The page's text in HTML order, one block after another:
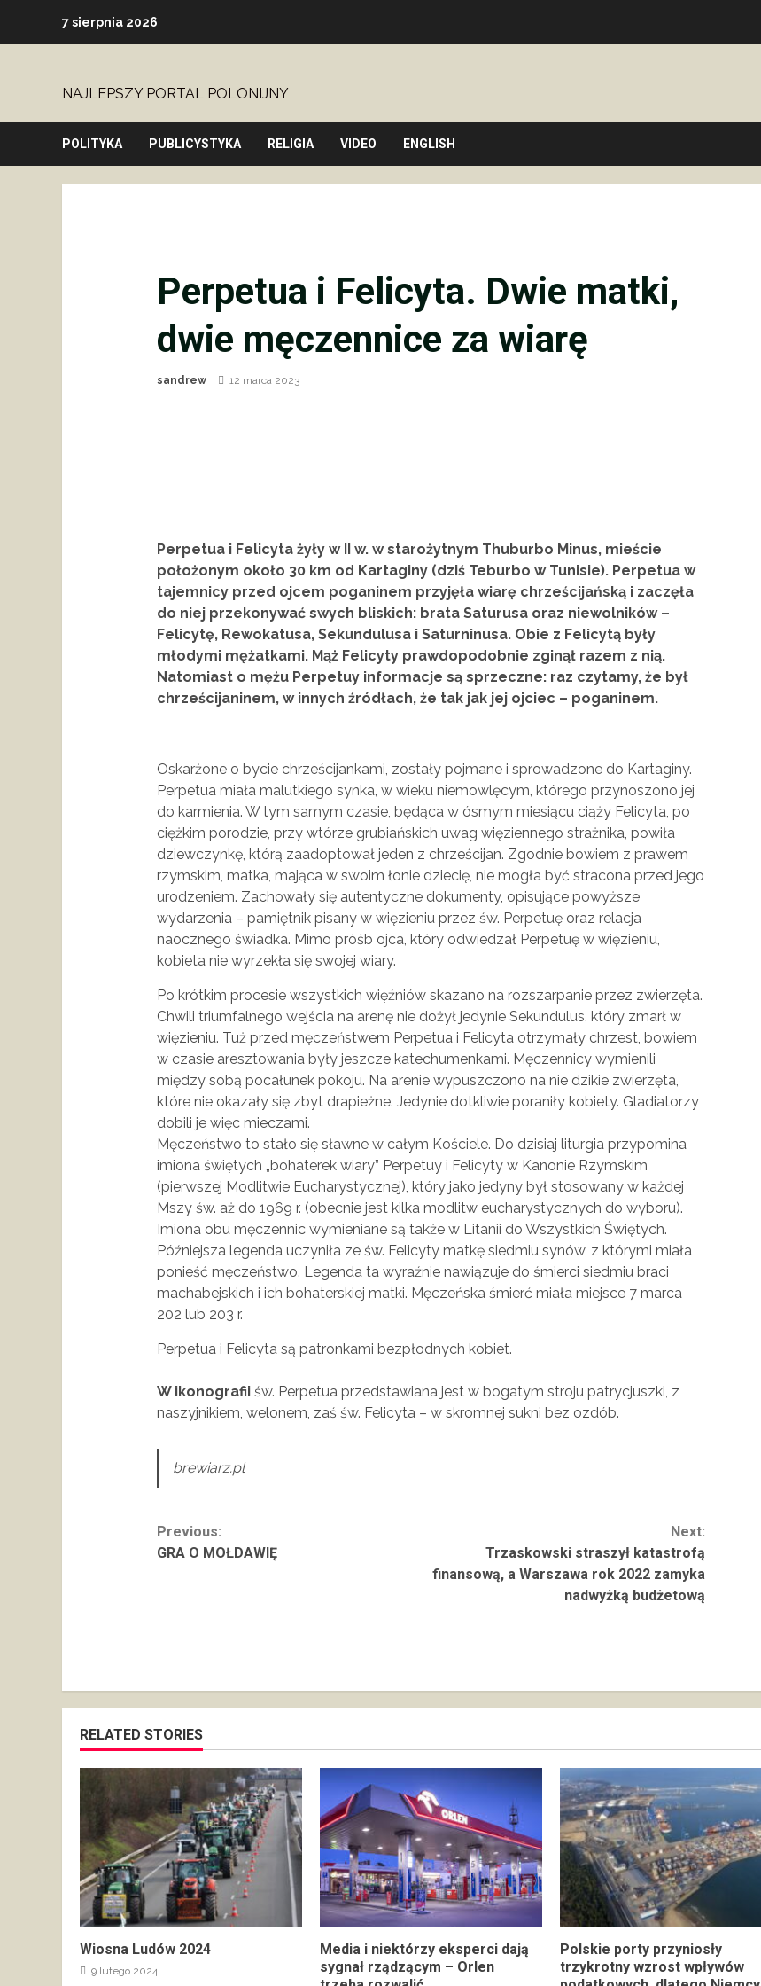
7 sierpnia 2026
NAJLEPSZY PORTAL POLONIJNY
POLITYKA PUBLICYSTYKA RELIGIA VIDEO ENGLISH
Perpetua i Felicyta. Dwie matki,
dwie męczennice za wiarę
sandrew 12 marca 2023
Perpetua i Felicyta żyły w II w. w starożytnym Thuburbo Minus, mieście
położonym około 30 km od Kartaginy (dziś Teburbo w Tunisie). Perpetua w
tajemnicy przed ojcem poganinem przyjęła wiarę chrześcijańską i zaczęła
do niej przekonywać swych bliskich: brata Saturusa oraz niewolników –
Felicytę, Rewokatusa, Sekundulusa i Saturninusa. Obie z Felicytą były
młodymi mężatkami. Mąż Felicyty prawdopodobnie zginął razem z nią.
Natomiast o mężu Perpetuy informacje są sprzeczne: raz czytamy, że był
chrześcijaninem, w innych źródłach, że tak jak jej ojciec – poganinem.
Oskarżone o bycie chrześcijankami, zostały pojmane i sprowadzone do Kartaginy.
Perpetua miała malutkiego synka, w wieku niemowlęcym, którego przynoszono jej
do karmienia. W tym samym czasie, będąca w ósmym miesiącu ciąży Felicyta, po
ciężkim porodzie, przy wtórze grubiańskich uwag więziennego strażnika, powiła
dziewczynkę, którą zaadoptował jeden z chrześcijan. Zgodnie bowiem z prawem
rzymskim, matka, mająca w swoim łonie dziecię, nie mogła być stracona przed jego
urodzeniem. Zachowały się autentyczne dokumenty, opisujące powyższe
wydarzenia – pamiętnik pisany w więzieniu przez św. Perpetuę oraz relacja
naocznego świadka. Mimo próśb ojca, który odwiedzał Perpetuę w więzieniu,
kobieta nie wyrzekła się swojej wiary.
Po krótkim procesie wszystkich więźniów skazano na rozszarpanie przez zwierzęta.
Chwili triumfalnego wejścia na arenę nie dożył jedynie Sekundulus, który zmarł w
więzieniu. Tuż przed męczeństwem Perpetua i Felicyta otrzymały chrzest, bowiem
w czasie aresztowania były jeszcze katechumenkami. Męczennicy wymienili
między sobą pocałunek pokoju. Na arenie wypuszczono na nie dzikie zwierzęta,
które nie okazały się zbyt drapieżne. Jedynie dotkliwie poraniły kobiety. Gladiatorzy
dobili je więc mieczami.
Męczeństwo to stało się sławne w całym Kościele. Do dzisiaj liturgia przypomina
imiona świętych „bohaterek wiary” Perpetuy i Felicyty w Kanonie Rzymskim
(pierwszej Modlitwie Eucharystycznej), który jako jedyny był stosowany w każdej
Mszy św. aż do 1969 r. (obecnie jest kilka modlitw eucharystycznych do wyboru).
Imiona obu męczennic wymieniane są także w Litanii do Wszystkich Świętych.
Późniejsza legenda uczyniła ze św. Felicyty matkę siedmiu synów, z którymi miała
ponieść męczeństwo. Legenda ta wyraźnie nawiązuje do śmierci siedmiu braci
machabejskich i ich bohaterskiej matki. Męczeńska śmierć miała miejsce 7 marca
202 lub 203 r.
Perpetua i Felicyta są patronkami bezpłodnych kobiet.
W ikonografiiśw. Perpetua przedstawiana jest w bogatym stroju patrycjuszki, z
naszyjnikiem, welonem, zaś św. Felicyta – w skromnej sukni bez ozdób.
brewiarz.pl
Continue
Previous:
GRA O MOŁDAWIĘ
Next:
Trzaskowski straszył katastrofą
finansową, a Warszawa rok 2022 zamyka
nadwyżką budżetową
RELATED STORIES
Wiosna Ludów 2024
9 lutego 2024
Media i niektórzy eksperci dają
sygnał rządzącym – Orlen
Polskie porty przyniosły
trzykrotny wzrost wpływów